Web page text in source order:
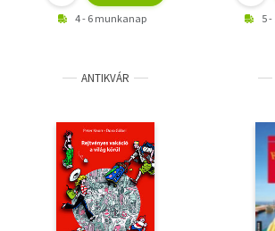
4 - 6 munkanap 5
ANTIKVÁR